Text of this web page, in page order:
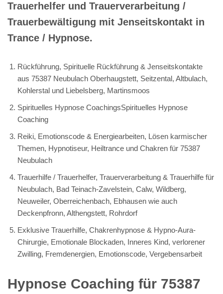
Trauerhelfer und Trauerverarbeitung /
Trauerbewältigung mit Jenseitskontakt in
Trance / Hypnose.
Rückführung, Spirituelle Rückführung & Jenseitskontakte
aus 75387 Neubulach Oberhaugstett, Seitzental, Altbulach,
Kohlerstal und Liebelsberg, Martinsmoos
Spirituelles Hypnose CoachingsSpirituelles Hypnose
Coaching
Reiki, Emotionscode & Energiearbeiten, Lösen karmischer
Themen, Hypnotiseur, Heiltrance und Chakren für 75387
Neubulach
Trauerhilfe / Trauerhelfer, Trauerverarbeitung & Trauerhilfe für
Neubulach, Bad Teinach-Zavelstein, Calw, Wildberg,
Neuweiler, Oberreichenbach, Ebhausen wie auch
Deckenpfronn, Althengstett, Rohrdorf
Exklusive Trauerhilfe, Chakrenhypnose & Hypno-Aura-
Chirurgie, Emotionale Blockaden, Inneres Kind, verlorener
Zwilling, Fremdenergien, Emotionscode, Vergebensarbeit
Hypnose Coaching für 75387